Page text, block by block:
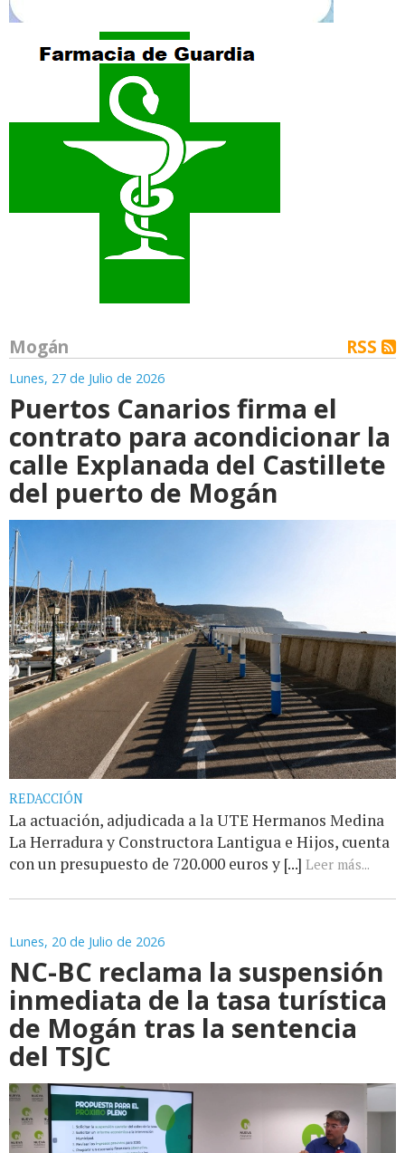
Mogán RSS
Lunes, 27 de Julio de 2026
Puertos Canarios firma el
contrato para acondicionar la
calle Explanada del Castillete
del puerto de Mogán
REDACCIÓN
La actuación, adjudicada a la UTE Hermanos Medina
La Herradura y Constructora Lantigua e Hijos, cuenta
con un presupuesto de 720.000 euros y [...] Leer más...
Lunes, 20 de Julio de 2026
NC-BC reclama la suspensión
inmediata de la tasa turística
de Mogán tras la sentencia
del TSJC